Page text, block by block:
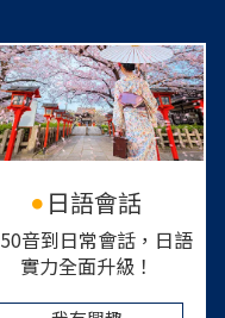
日語會話
音到日常會話，日語
實力全面升級！